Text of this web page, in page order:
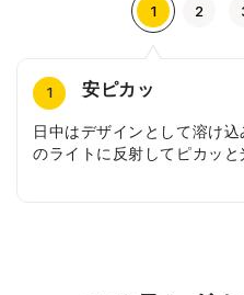
1 安ピカッ
日中はデザインとして溶け
のライトに反射してピカッと
2 半カブセタイプ
半カブセタイプにすること
軽量化も実現させました。
3 開け閉めしやすい
カブセの留め具には磁力で
用。お子さまでも簡単に開け
4 最軽量の940ｇ
フィットちゃん史上最軽量
なく、機能面も充実させてい
5 マグネットフラップ
前段のポケットのふたはマ
でも使用できます。荷物の大
1 2